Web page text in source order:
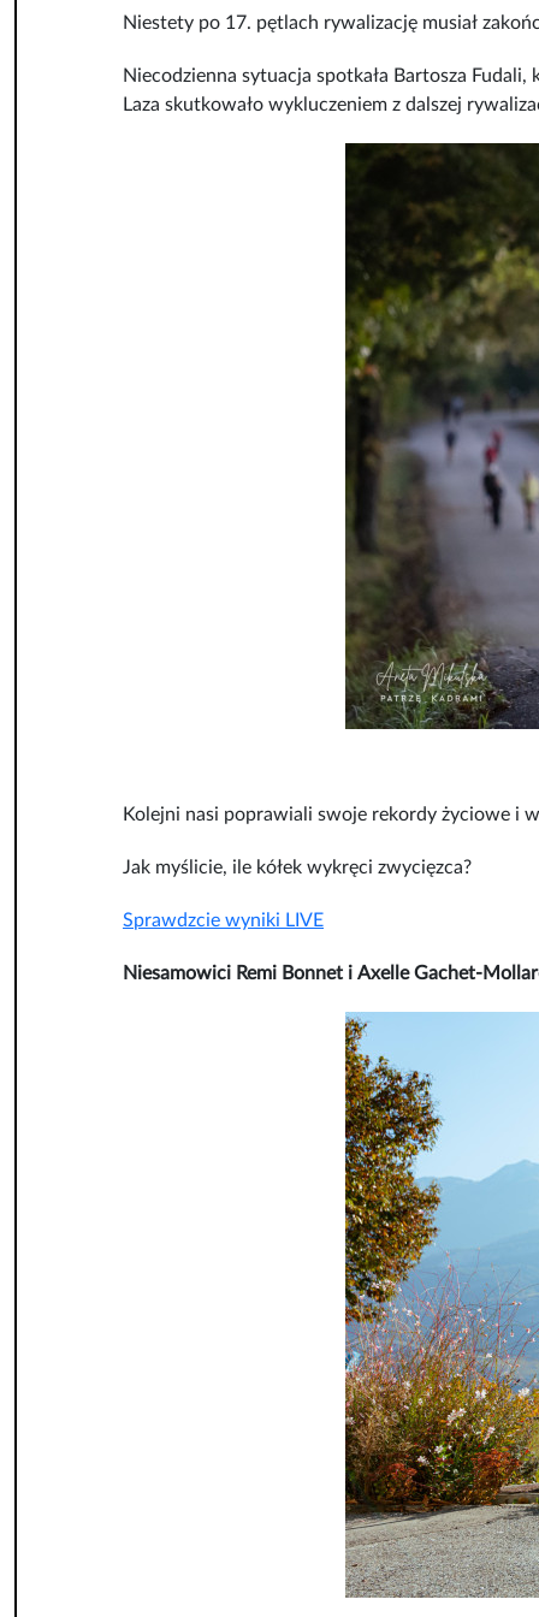
Niestety po 17. pętlach rywalizację musiał
Niecodzienna sytuacja spotkała Bartosza
Laza skutkowało wykluczeniem z dalszej
Kolejni nasi poprawiali swoje rekordy życiowe i
Jak myślicie, ile kółek wykręci zwycięzca?
Sprawdzcie wyniki LIVE
Niesamowici Remi Bonnet i Axelle Gachet-